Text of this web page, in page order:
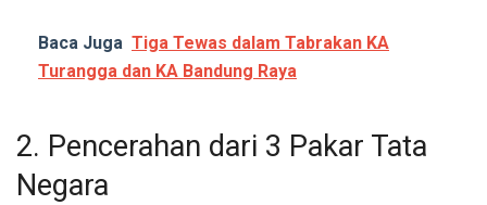
Baca Juga Tiga Tewas dalam Tabrakan KA
Turangga dan KA Bandung Raya
2. Pencerahan dari 3 Pakar Tata
Negara